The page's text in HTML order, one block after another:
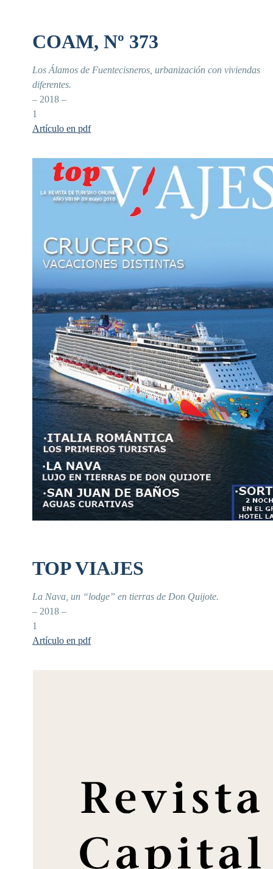
COAM, Nº 373
Los Álamos de Fuentecisneros, urbanización con viviendas
diferentes.
– 2018 –
1
Artículo en pdf
TOP VIAJES
La Nava, un “lodge” en tierras de Don Quijote.
– 2018 –
1
Artículo en pdf